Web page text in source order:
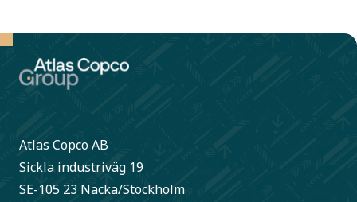
Atlas Copco AB
Sickla industriväg 19
SE-105 23 Nacka/Stockholm